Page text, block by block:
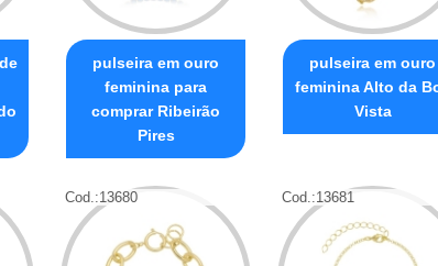
pulseira em ouro
feminina para
comprar Ribeirão
Pires
pulseira em ouro
feminina Alto da
Vista
Cod.:13680 Cod.:13681